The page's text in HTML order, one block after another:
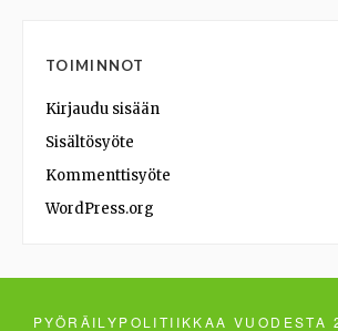
TOIMINNOT
Kirjaudu sisään
Sisältösyöte
Kommenttisyöte
WordPress.org
PYÖRÄILYPOLITIIKKAA VUODESTA